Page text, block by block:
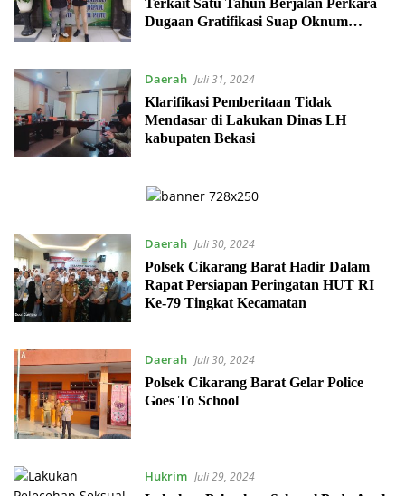
Terkait Satu Tahun Berjalan Perkara
Dugaan Gratifikasi Suap Oknum
Daerah Juli 31, 2024
Klarifikasi Pemberitaan Tidak
Mendasar di Lakukan Dinas LH
kabupaten Bekasi
Daerah Juli 30, 2024
Polsek Cikarang Barat Hadir Dalam
Rapat Persiapan Peringatan HUT RI
Ke-79 Tingkat Kecamatan
Daerah Juli 30, 2024
Polsek Cikarang Barat Gelar Police
Goes To School
Hukrim Juli 29, 2024